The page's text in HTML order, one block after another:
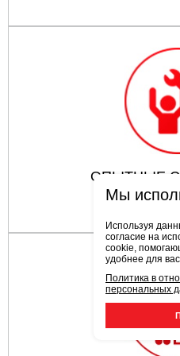
ОПЫТНЫЕ
Мы
Используя
согласие на
cookie,
удобнее для
Политика в
персональных